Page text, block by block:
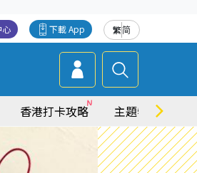
繁简
下載 App
心
香港打卡攻略 主題特集